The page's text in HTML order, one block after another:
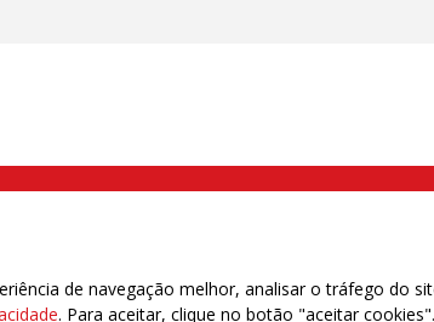
São Paulo/SP | Telefone (11) 2108 9200 - Fax (11) 2108 9310
de navegação melhor, analisar o tráfego do
. Para aceitar, clique no botão "aceitar cookies".